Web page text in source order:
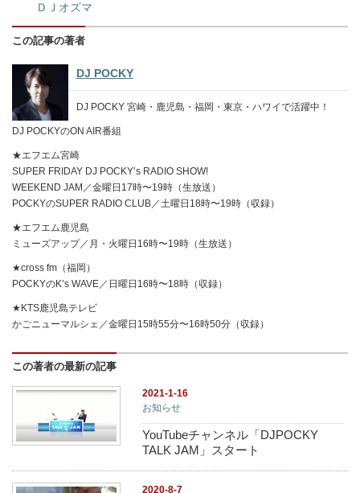
ＤＪオズマ
この記事の著者
DJ POCKY
DJ POCKY 宮崎・鹿児島・福岡・東京・ハワイで活躍中！
DJ POCKYのON AIR番組
★エフエム宮崎
SUPER FRIDAY DJ POCKY’s RADIO SHOW!
WEEKEND JAM／金曜日17時〜19時（生放送）
POCKYのSUPER RADIO CLUB／土曜日18時〜19時（収録）
★エフエム鹿児島
ミューズアップ／月・火曜日16時〜19時（生放送）
★cross fm（福岡）
POCKYのK’s WAVE／日曜日16時〜18時（収録）
★KTS鹿児島テレビ
かごニューマルシェ／金曜日15時55分〜16時50分（収録）
この著者の最新の記事
2021-1-16
お知らせ
YouTubeチャンネル「DJPOCKY
TALK JAM」スタート
2020-8-7